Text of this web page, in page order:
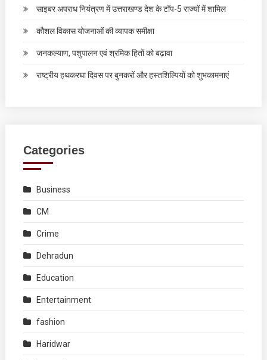
साइबर अपराध नियंत्रण में उत्तराखण्ड देश के टॉप-5 राज्यों में शामिल
कौशल विकास योजनाओं की व्यापक समीक्षा
जनकल्याण, पशुपालन एवं श्रमिक हितों को बढ़ावा
राष्ट्रीय हथकरघा दिवस पर बुनकरों और हस्तशिल्पियों को शुभकामनाएं
Categories
Business
CM
Crime
Dehradun
Education
Entertainment
fashion
Haridwar